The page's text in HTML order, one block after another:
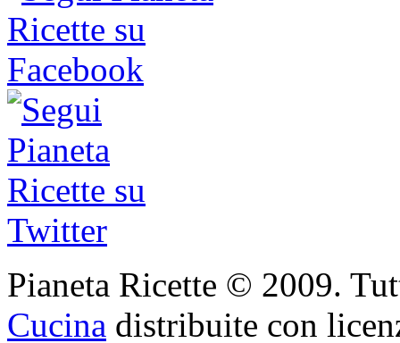
Pianeta Ricette © 2009.
Cucina distribuite con